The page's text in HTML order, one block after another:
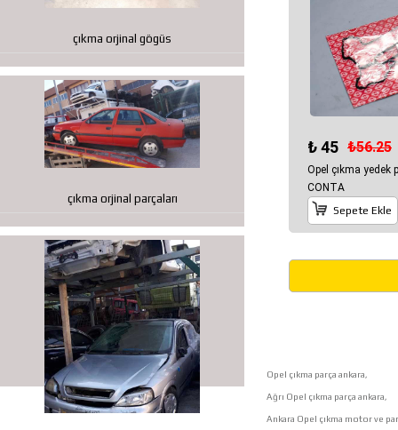
çıkma orjinal gögüs
çıkma orjinal parçaları
₺ 45 ₺56.25
Opel çıkma yedek
CONTA
Sepete Ekle
Opel çıkma parça ankara,
Ağrı Opel çıkma parça ankara,
Ankara Opel çıkma motor ve